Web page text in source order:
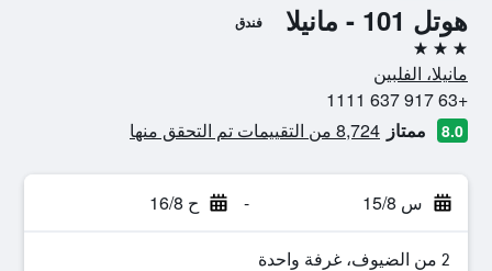
هوتل 101 - مانيلا فندق
3 نجوم
مانيلا، الفلبين
+63 917 637 1111
8.0 ممتاز 8,724 من التقييمات تم التحقق منها
س 15/8 - ح 16/8
2 من الضيوف، غرفة واحدة